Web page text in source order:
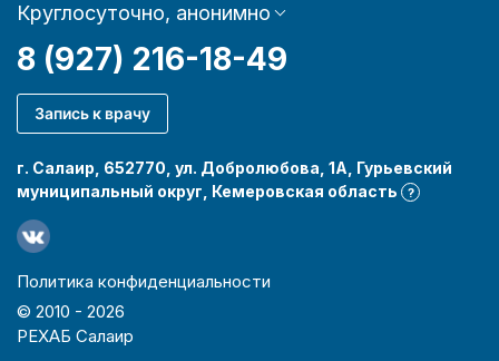
Круглосуточно, анонимно
8 (927) 216-18-49
Запись к врачу
г. Салаир, 652770, ул. Добролюбова, 1А, Гурьевский
муниципальный округ, Кемеровская область
?
Политика конфиденциальности
© 2010 - 2026
РЕХАБ Салаир